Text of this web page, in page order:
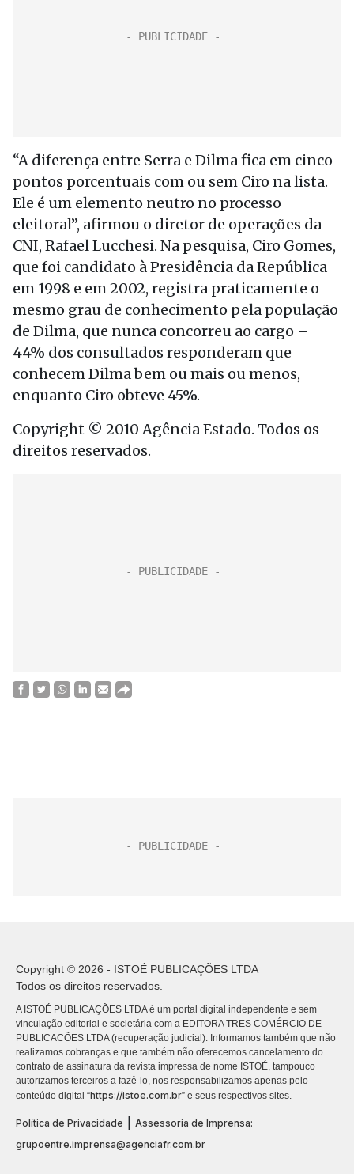
“A diferença entre Serra e Dilma fica em cinco
pontos porcentuais com ou sem Ciro na lista.
Ele é um elemento neutro no processo
eleitoral”, afirmou o diretor de operações da
CNI, Rafael Lucchesi. Na pesquisa, Ciro Gomes,
que foi candidato à Presidência da República
em 1998 e em 2002, registra praticamente o
mesmo grau de conhecimento pela população
de Dilma, que nunca concorreu ao cargo –
44% dos consultados responderam que
conhecem Dilma bem ou mais ou menos,
enquanto Ciro obteve 45%.
Copyright © 2010 Agência Estado. Todos os
direitos reservados.
Copyright © 2026 - ISTOÉ PUBLICAÇÕES LTDA
Todos os direitos reservados.
A ISTOÉ PUBLICAÇÕES LTDA é um portal digital independente e sem
vinculação editorial e societária com a EDITORA TRES COMÉRCIO DE
PUBLICACÕES LTDA (recuperação judicial). Informamos também que não
realizamos cobranças e que também não oferecemos cancelamento do
contrato de assinatura da revista impressa de nome ISTOÉ, tampouco
autorizamos terceiros a fazê-lo, nos responsabilizamos apenas pelo
conteúdo digital “https://istoe.com.br” e seus respectivos sites.
Política de Privacidade
Assessoria de Imprensa:
grupoentre.imprensa@agenciafr.com.br